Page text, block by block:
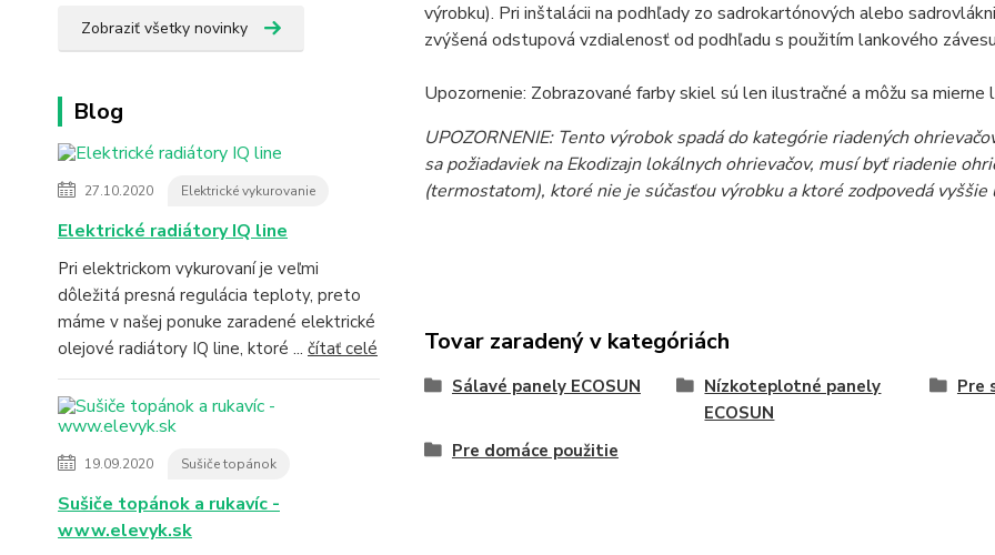
Zobraziť všetky novinky
Blog
27.10.2020 Elektrické vykurovanie
Elektrické radiátory IQ line
Pri elektrickom vykurovaní je veľmi
dôležitá presná regulácia teploty, preto
máme v našej ponuke zaradené elektrické
olejové radiátory IQ line, ktoré ... čítať celé
19.09.2020 Sušiče topánok
Sušiče topánok a rukavíc -
www.elevyk.sk
výrobku). Pri inštalácii na podhľady zo sadrokartónových alebo
zvýšená odstupová vzdialenosť od podhľadu s použitím lankového
Upozornenie: Zobrazované farby skiel sú len ilustračné a môžu sa
UPOZORNENIE: Tento výrobok spadá do kategórie riadených
sa požiadaviek na Ekodizajn lokálnych ohrievačov, musí byť riadenie
(termostatom), ktoré nie je súčasťou výrobku a ktoré zodpovedá vyššie
Tovar zaradený v kategóriách
Sálavé panely ECOSUN
Nízkoteplotné panely
ECOSUN
Pre
Pre domáce použitie